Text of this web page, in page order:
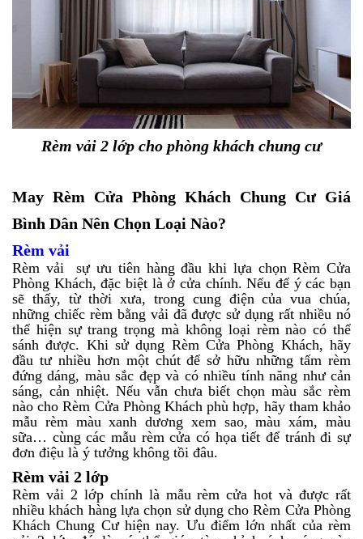
Rèm vải 2 lớp cho phòng khách chung cư
May Rèm Cửa Phòng Khách Chung Cư Giá
Bình Dân Nên Chọn Loại Nào?
Rèm vải
Rèm vải sự ưu tiên hàng đầu khi lựa chọn Rèm Cửa
Phòng Khách, đặc biệt là ở cửa chính. Nếu để ý các bạn
sẽ thấy, từ thời xưa, trong cung điện của vua chúa,
những chiếc rèm bằng vải đã được sử dụng rất nhiều nó
thể hiện sự trang trọng mà không loại rèm nào có thể
sánh được. Khi sử dụng Rèm Cửa Phòng Khách, hãy
đầu tư nhiều hơn một chút để sở hữu những tấm rèm
đứng dáng, màu sắc đẹp và có nhiều tính năng như cản
sáng, cản nhiệt. Nếu vẫn chưa biết chọn màu sắc rèm
nào cho Rèm Cửa Phòng Khách phù hợp, hãy tham khảo
mẫu rèm màu xanh dương xem sao, màu xám, màu
sữa… cùng các mẫu rèm cửa có họa tiết để tránh đi sự
đơn điệu là ý tưởng không tồi đâu.
Rèm vải 2 lớp
Rèm vải 2 lớp chính là mẫu rèm cửa hot và được rất
nhiều khách hàng lựa chọn sử dụng cho Rèm Cửa Phòng
Khách Chung Cư hiện nay. Ưu điểm lớn nhất của rèm